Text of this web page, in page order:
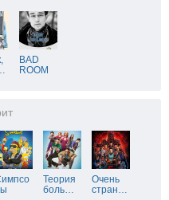
BAD
ROOM
Теория
боль…
Очень
стран…